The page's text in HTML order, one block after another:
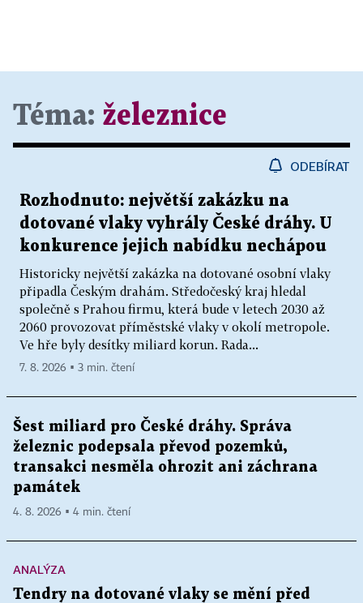
Téma: železnice
ODEBÍRAT
Rozhodnuto: největší zakázku na
dotované vlaky vyhrály České dráhy. U
konkurence jejich nabídku nechápou
Historicky největší zakázka na dotované osobní vlaky
připadla Českým drahám. Středočeský kraj hledal
společně s Prahou firmu, která bude v letech 2030 až
2060 provozovat příměstské vlaky v okolí metropole.
Ve hře byly desítky miliard korun. Rada...
7. 8. 2026 ▪ 3 min. čtení
Šest miliard pro České dráhy. Správa
železnic podepsala převod pozemků,
transakci nesměla ohrozit ani záchrana
památek
4. 8. 2026 ▪ 4 min. čtení
ANALÝZA
Tendry na dotované vlaky se mění před